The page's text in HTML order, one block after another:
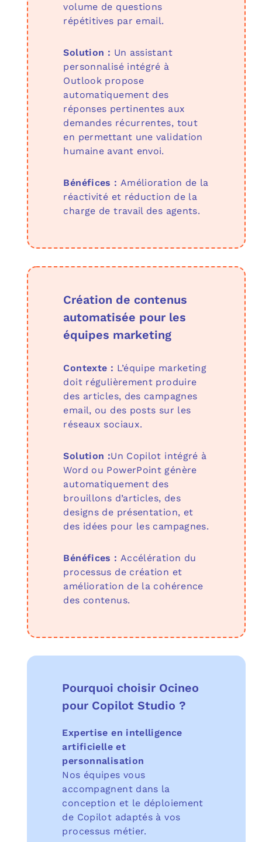
volume de questions
répétitives par email.
Solution : Un assistant
personnalisé intégré à
Outlook propose
automatiquement des
réponses pertinentes aux
demandes récurrentes, tout
en permettant une validation
humaine avant envoi.
Bénéfices : Amélioration de la
réactivité et réduction de la
charge de travail des agents.
Création de contenus
automatisée pour les
équipes marketing
Contexte : L’équipe marketing
doit régulièrement produire
des articles, des campagnes
email, ou des posts sur les
réseaux sociaux.
Solution :Un Copilot intégré à
Word ou PowerPoint génère
automatiquement des
brouillons d’articles, des
designs de présentation, et
des idées pour les campagnes.
Bénéfices : Accélération du
processus de création et
amélioration de la cohérence
des contenus.
Pourquoi choisir Ocineo
pour Copilot Studio ?
Expertise en intelligence
artificielle et
personnalisation
Nos équipes vous
accompagnent dans la
conception et le déploiement
de Copilot adaptés à vos
processus métier.